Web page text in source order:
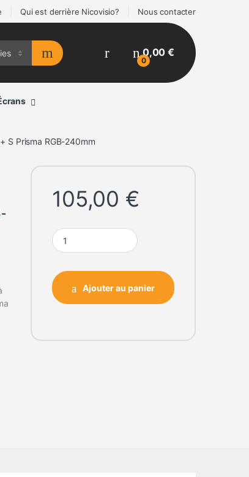
Qui est derrière Nicovisio? Nous contacter
0
0,00€
S Prisma RGB-240mm
105,00 €
Kit Watercooling AIO Fractal Design Celsius+ S
Ajouter au panier